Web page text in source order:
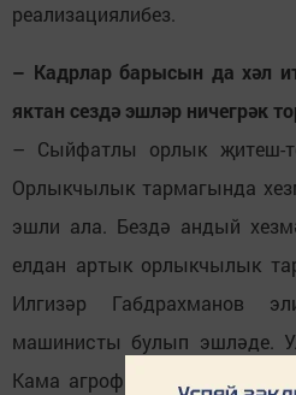
реализациялибез.
– Кадрлар барысын да хәл
яктан сездә эшләр ничегрәк
– Сыйфатлы орлык җитеш-
Орлыкчылык тармагында
эшли ала. Бездә андый
елдан артык орлыкчылык
Илгизәр Габдрахманов
машинисты булып эшләде.
Кама агрофирмасының